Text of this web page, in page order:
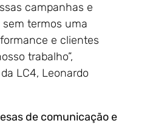
campanhas e
termos uma
e clientes
trabalho”,
LC4, Leonardo
de comunicação e